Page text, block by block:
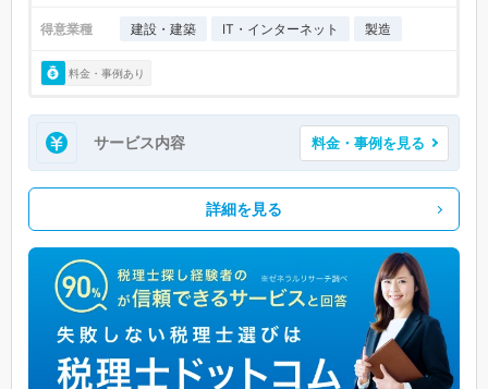
得意業種 建設・建築 IT・インターネット 製造
料金・事例あり
サービス内容 料金・事例を見る
詳細を見る